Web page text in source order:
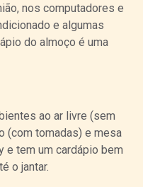
nos computadores e
e algumas
do almoço é uma
ao ar livre (sem
(com tomadas) e mesa
e tem um cardápio bem
o jantar.